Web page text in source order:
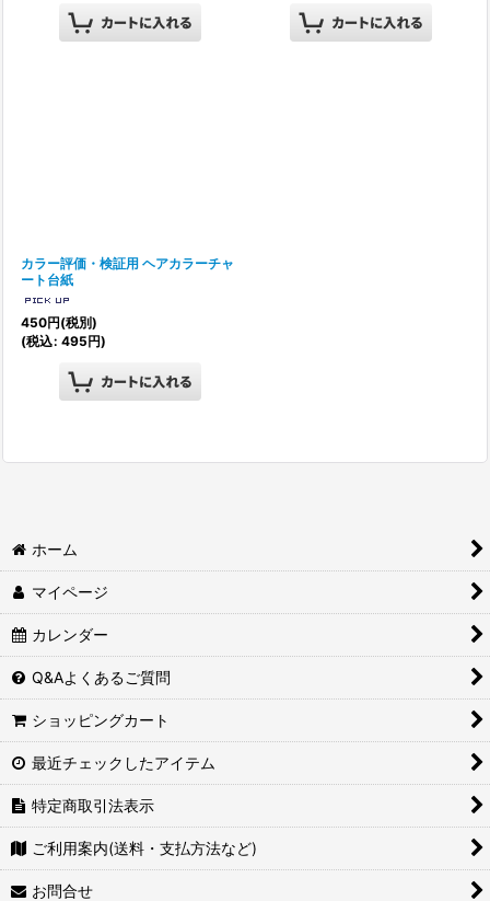
カラー評価・検証用 ヘアカラーチャ
ート台紙
450円(税別)
(税込: 495円)
ホーム
マイページ
カレンダー
Q&Aよくあるご質問
ショッピングカート
最近チェックしたアイテム
特定商取引法表示
ご利用案内(送料・支払方法など)
お問合せ